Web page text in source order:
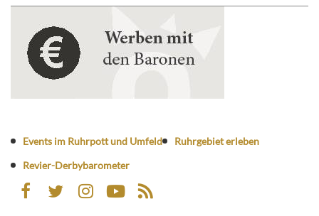
Events im Ruhrpott und Umfeld
Ruhrgebiet erleben
Revier-Derbybarometer